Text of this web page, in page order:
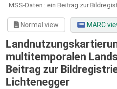
MSS-Daten : ein Beitrag zur
Normal view MARC
multitemporalen
Beitrag zur
Lichtenegger